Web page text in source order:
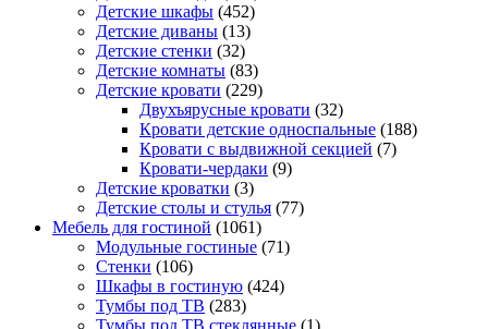
Детские шкафы (452)
Детские диваны (13)
Детские стенки (32)
Детские комнаты (83)
Детские кровати (229)
Двухъярусные кровати (32)
Кровати детские односпальные (188)
Кровати с выдвижной секцией (7)
Кровати-чердаки (9)
Детские кроватки (3)
Детские столы и стулья (77)
Мебель для гостиной (1061)
Модульные гостиные (71)
Стенки (106)
Шкафы в гостиную (424)
Тумбы под ТВ (283)